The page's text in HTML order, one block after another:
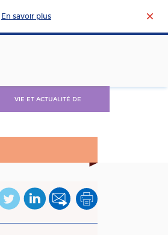
En savoir plus
VIE ET ACTUALITÉ DE